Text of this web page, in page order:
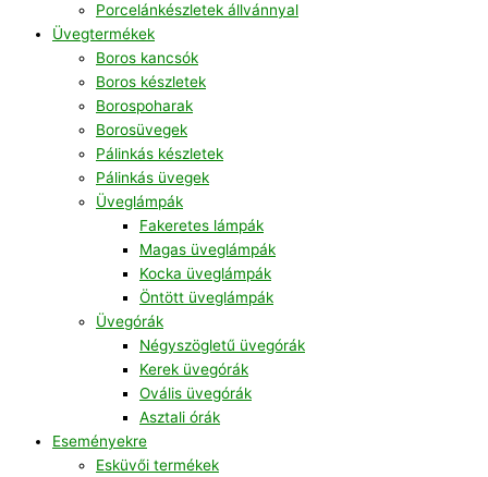
Porcelánkészletek állvánnyal
Üvegtermékek
Boros kancsók
Boros készletek
Borospoharak
Borosüvegek
Pálinkás készletek
Pálinkás üvegek
Üveglámpák
Fakeretes lámpák
Magas üveglámpák
Kocka üveglámpák
Öntött üveglámpák
Üvegórák
Négyszögletű üvegórák
Kerek üvegórák
Ovális üvegórák
Asztali órák
Eseményekre
Esküvői termékek